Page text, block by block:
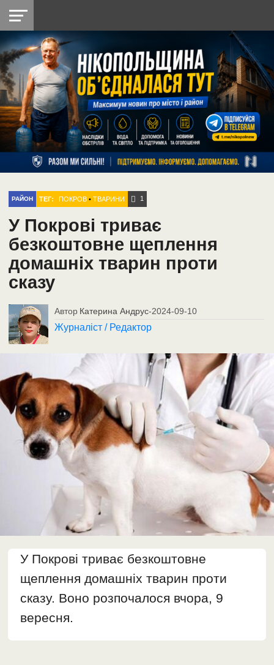
НІКОПОЛЬ
РАЙОН
СІЧЕСЛАВСЬКА
УКРАЇНА
РЕТРО
НІКОПОЛЬ
ЛАЙТ
УКРАЇНА
ДОПОМОГА
РАДІО
РАЙОН ТЕГ: ПОКРОВ •ТВАРИНИ 1
У Покрові триває
безкоштовне щеплення
домашніх тварин проти
сказу
Автор Катерина Андрус-2024-09-10
Журналіст / Редактор
У Покрові триває безкоштовне
щеплення домашніх тварин проти
сказу. Воно розпочалося вчора, 9
вересня.